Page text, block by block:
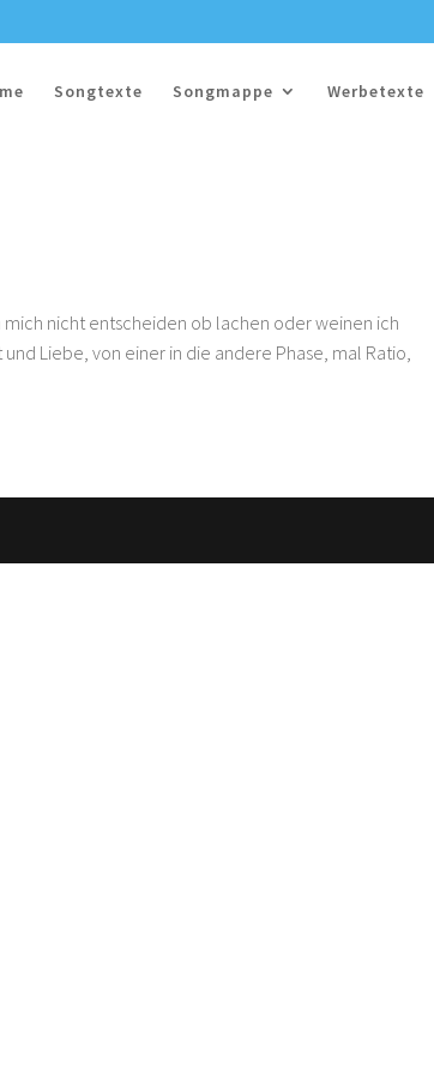
Songtexte Songmappe Werbetexte
mich nicht entscheiden ob lachen oder weinen ich
Liebe, von einer in die andere Phase, mal Ratio,